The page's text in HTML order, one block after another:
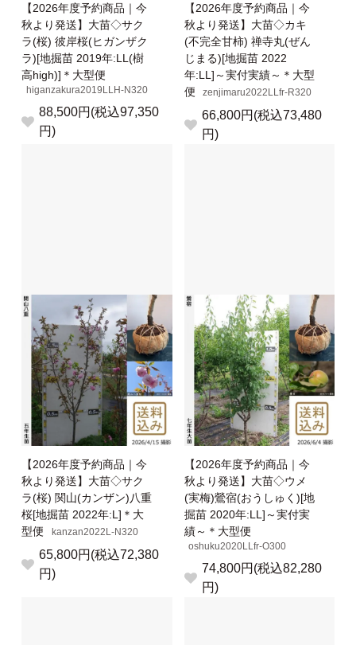
【2026年度予約商品｜今
秋より発送】大苗◇サク
ラ(桜) 彼岸桜(ヒガンザク
ラ)[地掘苗 2019年:LL(樹
高high)]＊大型便
higanzakura2019LLH-N320
88,500円(税込97,350
円)
【2026年度予約商品｜今
秋より発送】大苗◇カキ
(不完全甘柿) 禅寺丸(ぜん
じまる)[地掘苗 2022
年:LL]～実付実績～＊大型
便
zenjimaru2022LLfr-R320
66,800円(税込73,480
円)
【2026年度予約商品｜今
秋より発送】大苗◇サク
ラ(桜) 関山(カンザン)八重
桜[地掘苗 2022年:L]＊大
型便
kanzan2022L-N320
65,800円(税込72,380
円)
【2026年度予約商品｜今
秋より発送】大苗◇ウメ
(実梅)鶯宿(おうしゅく)[地
掘苗 2020年:LL]～実付実
績～＊大型便
oshuku2020LLfr-O300
74,800円(税込82,280
円)